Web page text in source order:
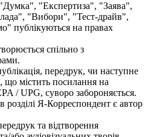
"Експертиза", "Заява",
"Вибори", "Тест-драйв",
публікуються на правах
спільно з
передрук, чи наступне
що містить посилання на
/ UPG, суворо забороняється.
розділі Я-Корреспондент є автор
та відтворення